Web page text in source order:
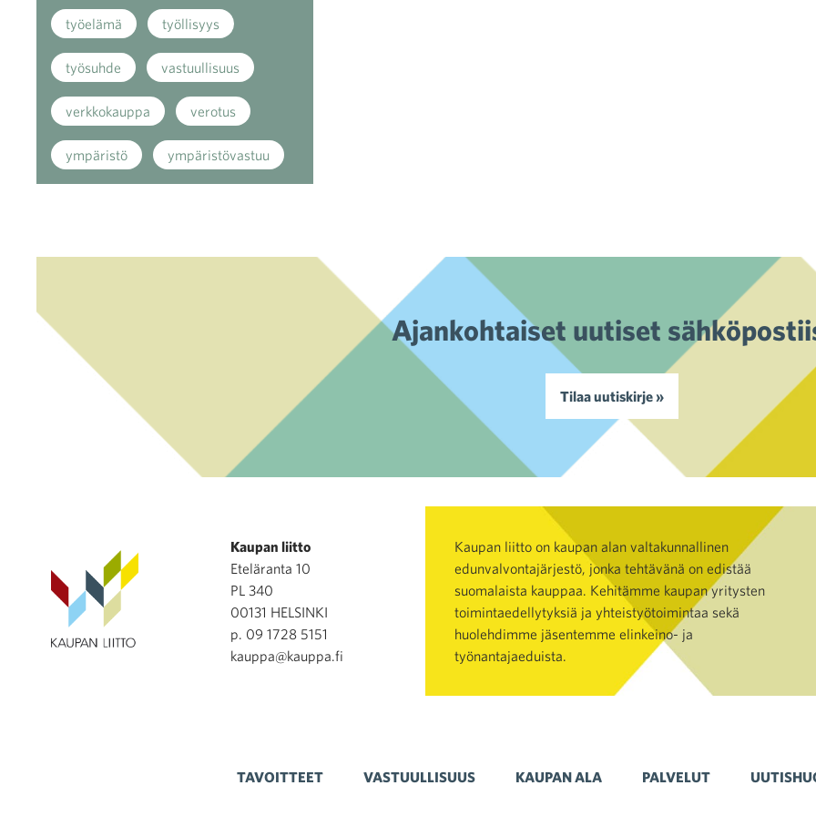
työelämä työllisyys
työsuhde vastuullisuus
verkkokauppa verotus
ympäristö ympäristövastuu
Ajankohtaiset uutiset
Tilaa uutiskirje »
Kaupan liitto
Eteläranta 10
PL 340
00131 HELSINKI
p. 09 1728 5151
kauppa@kauppa.fi
Kaupan liitto on kaupan alan valtakunnallinen
edunvalvontajärjestö, jonka tehtävänä on edistää
suomalaista kauppaa. Kehitämme kaupan yritysten
toimintaedellytyksiä ja yhteistyötoimintaa sekä
huolehdimme jäsentemme elinkeino- ja
työnantajaeduista.
TAVOITTEET VASTUULLISUUS KAUPAN ALA PALVELUT